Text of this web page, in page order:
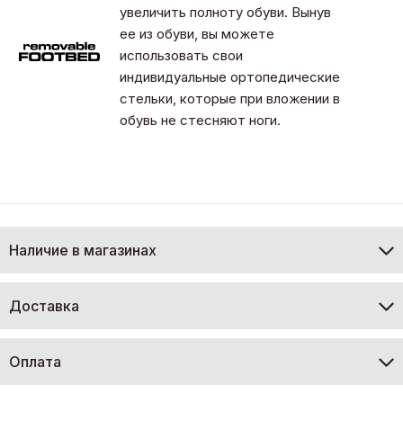
увеличить полноту обуви. Вынув
ее из обуви, вы можете
использовать свои
индивидуальные ортопедические
стельки, которые при вложении в
обувь не стесняют ноги.
Наличие в магазинах
Доставка
Оплата